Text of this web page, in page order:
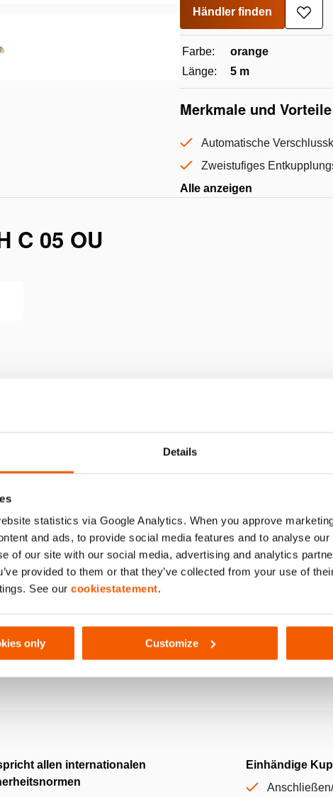
Details
statistics via Google Analytics. When you approve
and ads, to provide social media features and to analyse
of our site with our social media, advertising and analytics
provided to them or that they’ve collected from your use of
See our cookiestatement.
only Customize
Händler finden
Zur
Farbe:
orange
Länge:
5 m
Merkmale und Vorteile
Automatische
Zweistufiges
Alle anzeigen
C 05 OU
(bar/Mpa)
allen internationalen
Einhändige